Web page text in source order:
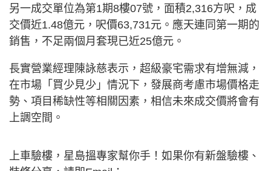
另一成交單位為第1期8樓07號，面積2,316方呎，成
交價近1.48億元，呎價63,731元。應天連同第一期的
銷售，不足兩個月套現已近25億元。
長實營業經理陳詠慈表示，超級豪宅需求有增無減，
在市場「買少見少」情況下，發展商考慮市場價格走
勢、項目稀缺性等相關因素，相信未來成交價將會有
上調空間。
上車驗樓，星島搵專家幫你手！如果你有新盤驗樓、